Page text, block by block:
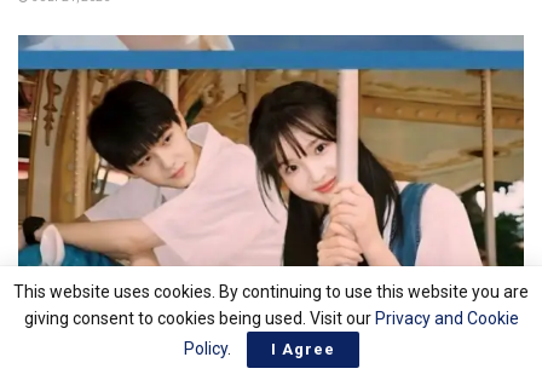
This website uses cookies. By continuing to use this website you are
giving consent to cookies being used. Visit our Privacy and Cookie
Policy. I Agree